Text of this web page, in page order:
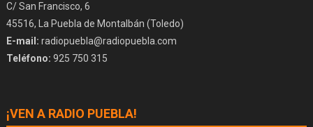
C/ San Francisco, 6
45516, La Puebla de Montalbán (Toledo)
E-mail: radiopuebla@radiopuebla.com
Teléfono: 925 750 315
¡VEN A RADIO PUEBLA!